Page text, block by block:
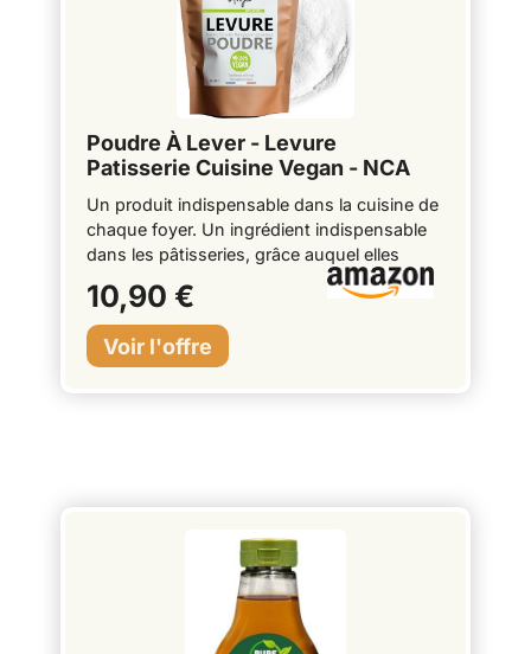
Poudre À Lever - Levure
Patisserie Cuisine Vegan - NCA
(100)
Un produit indispensable dans la cuisine de
chaque foyer. Un ingrédient indispensable
dans les pâtisseries, grâce auquel elles
deviennent dodues et, en même temps,
délicates. Aide à la pâtisserie et aux
desserts. Utilisation facile du produit dans la
fabrication de pain maison. Avec notre
Conserver à l'abri de la lumière dans un
10,90 €